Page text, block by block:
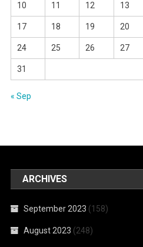
10 11 12 13
17 18 19 20
24 25 26 27
31
« Sep
ARCHIVES
September 2023 (158)
August 2023 (248)